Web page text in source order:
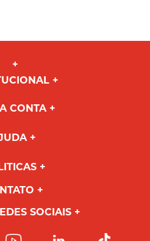
CONTA
SOCIAIS